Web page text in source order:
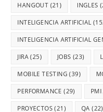
HANGOUT (21) INGLES
INTELIGENCIA ARTIFICIAL
INTELIGENCIA ARTIFICIAL
JIRA(25) JOBS (23)
MOBILE TESTING (39)
PERFORMANCE (29) PMI
PROYECTOS (21) QA (22)